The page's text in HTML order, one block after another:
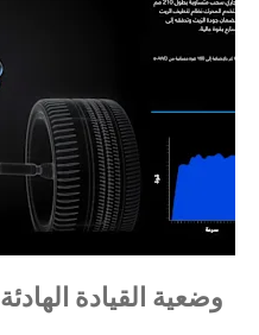
وضعية القيادة الهادئة